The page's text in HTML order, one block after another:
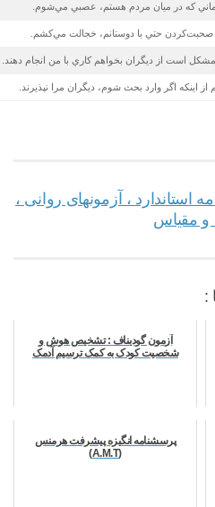
، آزمونهای روانی ،
مقیاس
:
آزمون گودیناف : تشخیص هوش و
شخصیت کودک به کمک ترسیم آدمک
پرسشنامه انگیزه پیشرفت هرمنس
(A.M.T)